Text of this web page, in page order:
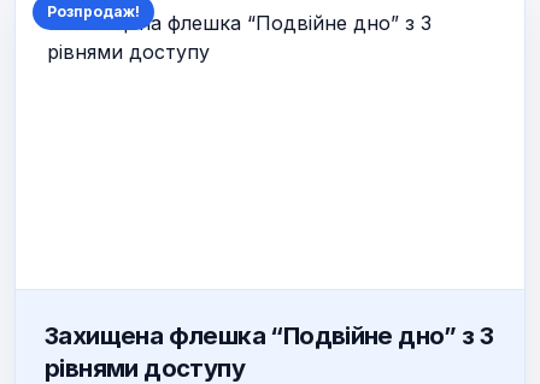
Розпродаж!
Захищена флешка “Подвійне дно” з 3
рівнями доступу